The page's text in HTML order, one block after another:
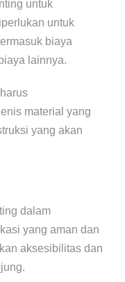
untuk
untuk
biaya
lainnya.
material yang
yang akan
dalam
yang aman dan
aksesibilitas dan